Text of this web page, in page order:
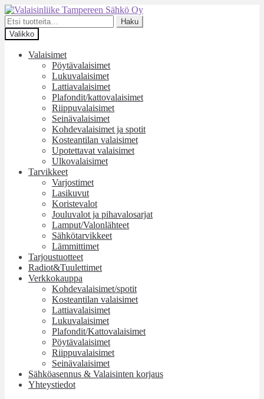
Siirry
navigointiin
Siirry
sisältöön
Etsi:
Haku
Valikko
Valaisimet
Pöytävalaisimet
Lukuvalaisimet
Lattiavalaisimet
Plafondit/kattovalaisimet
Riippuvalaisimet
Seinävalaisimet
Kohdevalaisimet ja spotit
Kosteantilan valaisimet
Upotettavat valaisimet
Ulkovalaisimet
Tarvikkeet
Varjostimet
Lasikuvut
Koristevalot
Jouluvalot ja pihavalosarjat
Lamput/Valonlähteet
Sähkötarvikkeet
Lämmittimet
Tarjoustuotteet
Radiot&Tuulettimet
Verkkokauppa
Kohdevalaisimet/spotit
Kosteantilan valaisimet
Lattiavalaisimet
Lukuvalaisimet
Plafondit/Kattovalaisimet
Pöytävalaisimet
Riippuvalaisimet
Seinävalaisimet
Sähköasennus & Valaisinten korjaus
Yhteystiedot